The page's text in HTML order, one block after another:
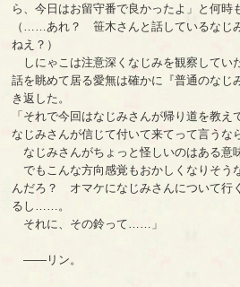
ら、今日はお留守番で良かったよ」と何時
（……あれ？ 笹木さんと話しているなじ
ねえ？）
しにゃこは注意深くなじみを観察してい
話を眺めて居る愛無は確かに『普通のなじ
き返した。
「それで今回はなじみさんが帰り道を教
なじみさんが信じて付いて来てって言うな
なじみさんがちょっと怪しいのはある意
でもこんな方向感覚もおかしくなりそう
んだろ？ オマケになじみさんについて行
るし……。
それに、その鈴って……」
――リン。